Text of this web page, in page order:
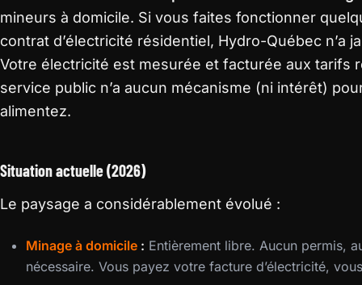
mineurs à domicile. Si vous faites fonctionner
contrat d’électricité résidentiel, Hydro-Québec n’a
Votre électricité est mesurée et facturée aux tarifs
service public n’a aucun mécanisme (ni intérêt)
alimentez.
Situation actuelle (2026)
Le paysage a considérablement évolué :
Minage à domicile : Entièrement libre. Aucun permis,
nécessaire. Vous payez votre facture d’électricité,